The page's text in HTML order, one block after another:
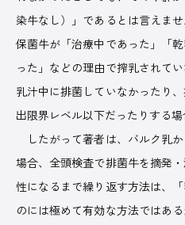
染牛なし）」であるとは言えま
保菌牛が「治療中であった」「
った」などの理由で搾乳されて
乳汁中に排菌していなかったり
出限界レベル以下だったりする場
したがって著者は、バルク乳
場合、全頭検査で排菌牛を摘発
性になるまで繰り返す方法は、
のには極めて有効な方法ではあ